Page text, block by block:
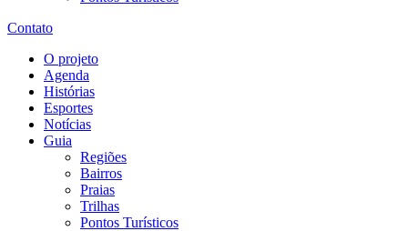
Contato
O projeto
Agenda
Histórias
Esportes
Notícias
Guia
Regiões
Bairros
Praias
Trilhas
Pontos Turísticos